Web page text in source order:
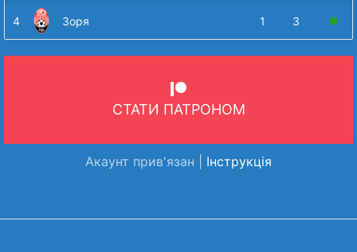
4 Зоря 1 3
СТАТИ ПАТРОНОМ
Акаунт прив'язан | Інструкція